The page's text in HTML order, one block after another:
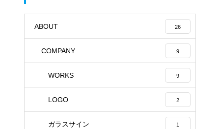
ABOUT 26
COMPANY 9
WORKS 9
LOGO 2
ガラスサイン 1